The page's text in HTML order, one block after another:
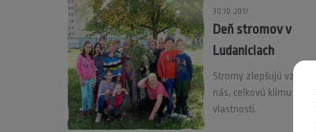
30.10.2017
Deň stromov v
Ludaniciach
Stromy zlepšujú vzduch
nás, celkovú klímu aj
vlastnosti.